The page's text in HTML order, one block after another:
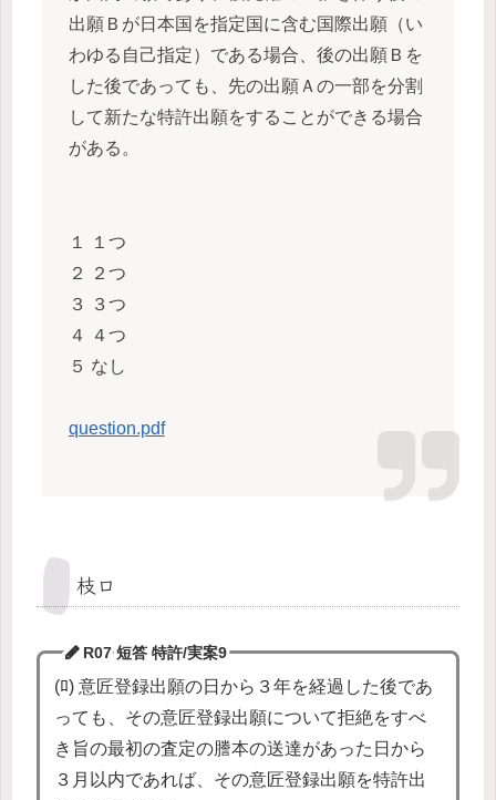
出願Ｂが日本国を指定国に含む国際出願（い
わゆる自己指定）である場合、後の出願Ｂを
した後であっても、先の出願Ａの一部を分割
して新たな特許出願をすることができる場合
がある。
１ １つ
２ ２つ
３ ３つ
４ ４つ
５ なし
question.pdf
枝ロ
R07 短答 特許/実案9
(ﾛ) 意匠登録出願の日から３年を経過した後であ
っても、その意匠登録出願について拒絶をすべ
き旨の最初の査定の謄本の送達があった日から
３月以内であれば、その意匠登録出願を特許出